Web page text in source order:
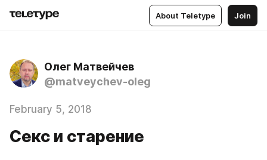
About Teletype Join
Олег Матвейчев
@matveychev-oleg
February 5, 2018
Секс и старение